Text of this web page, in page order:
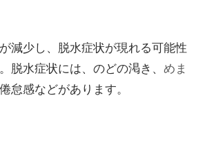
減少し、脱水症状が現れる可能性
脱水症状には、のどの渇き、 めま
怠感などがあります。